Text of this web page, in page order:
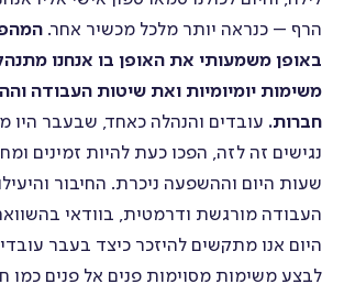
צ׳אט
ספר טלפונים
הרף – כנראה יותר מלכל מכשיר אחר.
באופן משמעותי את האופן בו אנחנו
משימות יומיומיות ואת שיטות העבודה
חברות. עובדים והנהלה כאחד, שבעבר היו
נגישים זה לזה, הפכו כעת להיות זמינים
שעות היום וההשפעה ניכרת. החיבור
העבודה מורגשת ודרמטית, בוודאי
היום אנו מתקשים להיזכר כיצד בעבר
לבצע משימות מסוימות פנים אל פנים כמו